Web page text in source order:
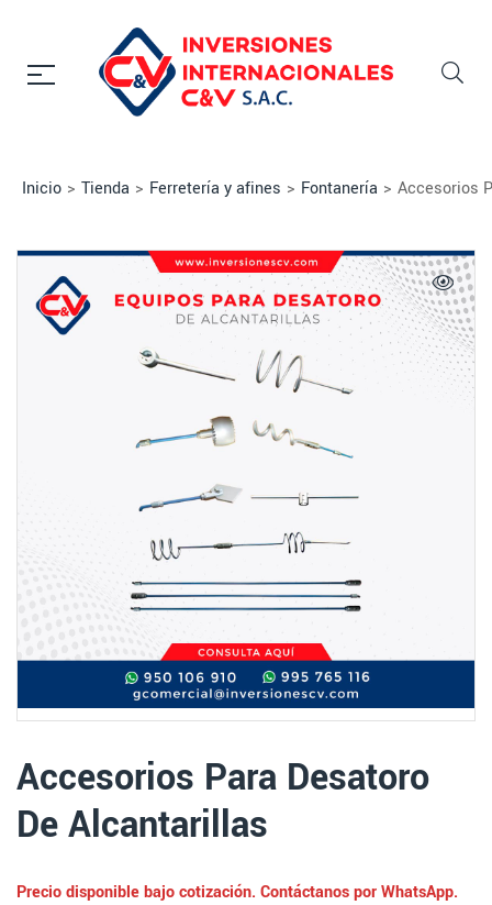
Inicio > Tienda > Ferretería y afines > Fontanería > Accesorios
Accesorios Para Desatoro
De Alcantarillas
Precio disponible bajo cotización. Contáctanos por WhatsApp.